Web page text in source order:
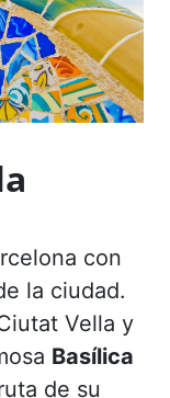
con
la ciudad.
Vella y
Basílica
de su